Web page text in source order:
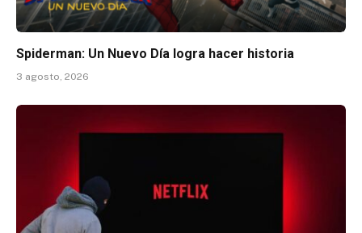
Spiderman: Un Nuevo Día logra hacer historia
3 agosto, 2026